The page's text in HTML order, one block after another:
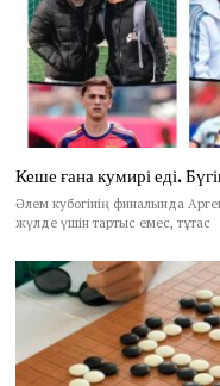
Кеше ғана кумирі еді.
Әлем кубогінің финалында
жүлде үшін тартыс емес, тұтас